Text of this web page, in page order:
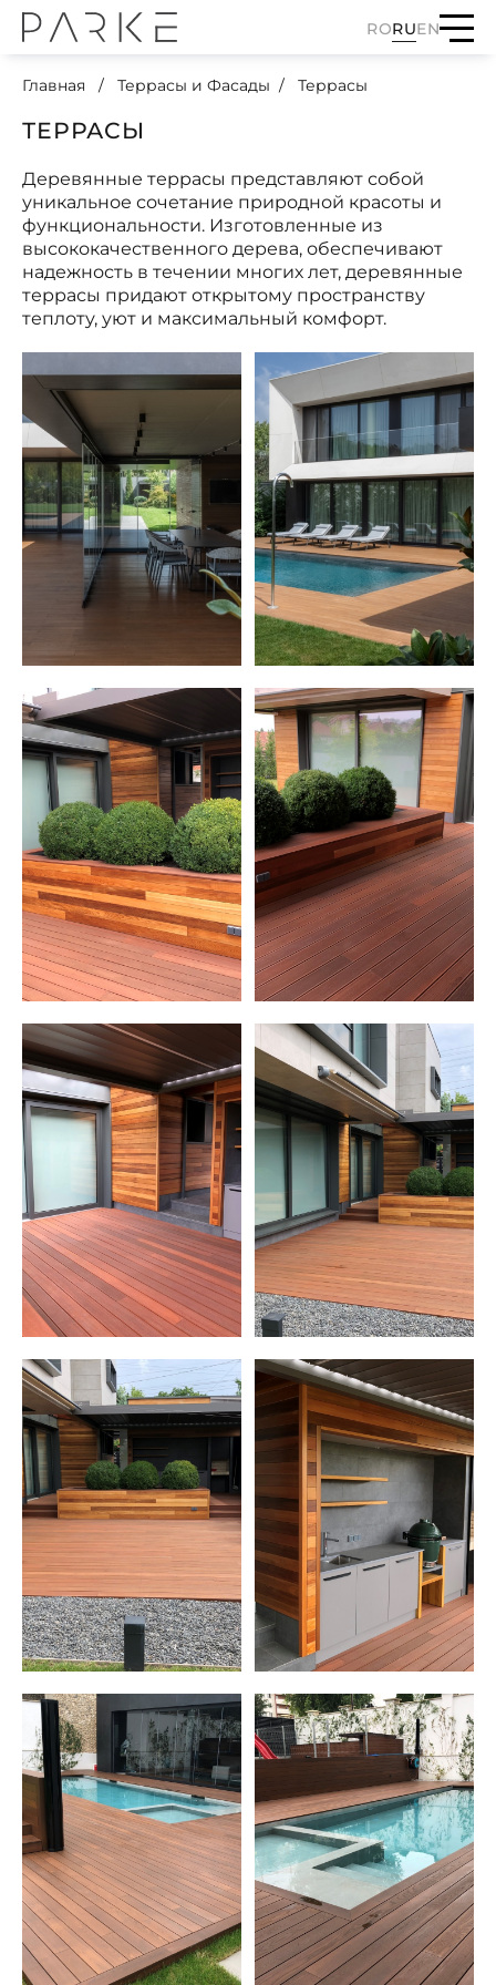
RORUEN
Главная Террасы и Фасады Террасы
ТЕРРАСЫ
Деревянные террасы представляют собой
уникальное сочетание природной красоты и
функциональности. Изготовленные из
высококачественного дерева, обеспечивают
надежность в течении многих лет, деревянные
террасы придают открытому пространству
теплоту, уют и максимальный комфорт.